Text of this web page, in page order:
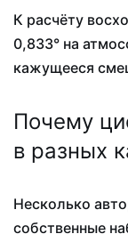
К расчёту
0,833° на
кажущееся
Почему
в разных
Несколько
собственные